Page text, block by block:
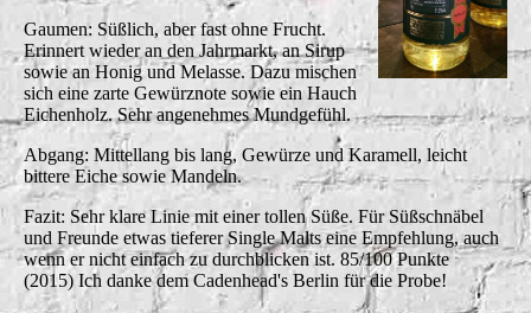
Gaumen: Süßlich, aber fast ohne Frucht.
Erinnert wieder an den Jahrmarkt, an Sirup
sowie an Honig und Melasse. Dazu mischen
sich eine zarte Gewürznote sowie ein Hauch
Eichenholz. Sehr angenehmes Mundgefühl.
Abgang: Mittellang bis lang, Gewürze und Karamell, leicht
bittere Eiche sowie Mandeln.
Fazit: Sehr klare Linie mit einer tollen Süße. Für Süßschnäbel
und Freunde etwas tieferer Single Malts eine Empfehlung, auch
wenn er nicht einfach zu durchblicken ist. 85/100 Punkte
(2015) Ich danke dem Cadenhead's Berlin für die Probe!